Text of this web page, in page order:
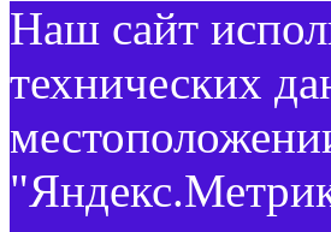
Наш сайт
технических